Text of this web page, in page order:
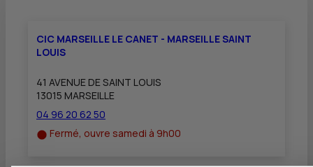
CIC MARSEILLE LE CANET - MARSEILLE SAINT
LOUIS
41 AVENUE DE SAINT LOUIS
13015 MARSEILLE
04 96 20 62 50
Fermé, ouvre samedi à 9h00